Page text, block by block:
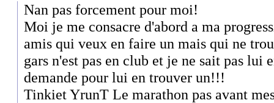
Nan pas forcement pour moi!
Moi je me consacre d'abord a ma
amis qui veux en faire un mais qui ne
gars n'est pas en club et je ne sait pas lui
demande pour lui en trouver un!!!
Tinkiet YrunT Le marathon pas avant